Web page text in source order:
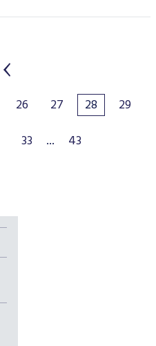
26 27 28
29
33 ... 43